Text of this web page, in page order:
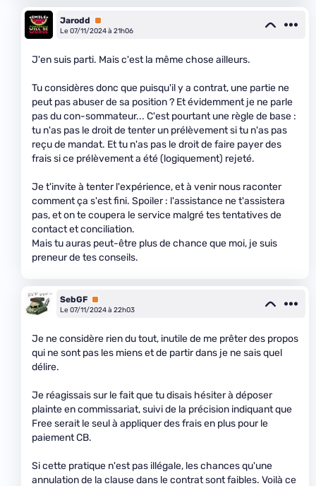
Jarodd
Premium
Le 07/11/2024 à 21h06
J'en suis parti. Mais c'est la même chose ailleurs.
Tu considères donc que puisqu'il y a contrat, une partie ne
peut pas abuser de sa position ? Et évidemment je ne parle
pas du con-sommateur... C'est pourtant une règle de base :
tu n'as pas le droit de tenter un prélèvement si tu n'as pas
reçu de mandat. Et tu n'as pas le droit de faire payer des
frais si ce prélèvement a été (logiquement) rejeté.
Je t'invite à tenter l'expérience, et à venir nous raconter
comment ça s'est fini. Spoiler : l'assistance ne t'assistera
pas, et on te coupera le service malgré tes tentatives de
contact et conciliation.
Mais tu auras peut-être plus de chance que moi, je suis
preneur de tes conseils.
SebGF Premium
Le 07/11/2024 à 22h03
Je ne considère rien du tout, inutile de me prêter des propos
qui ne sont pas les miens et de partir dans je ne sais quel
délire.
Je réagissais sur le fait que tu disais hésiter à déposer
plainte en commissariat, suivi de la précision indiquant que
Free serait le seul à appliquer des frais en plus pour le
paiement CB.
Si cette pratique n'est pas illégale, les chances qu'une
annulation de la clause dans le contrat sont faibles. Voilà ce